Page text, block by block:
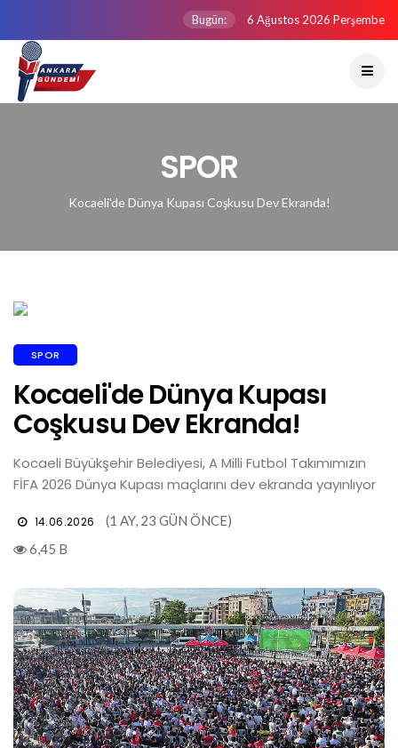
Bugün: 6 Ağustos 2026 Perşembe
SPOR
Kocaeli'de Dünya Kupası Coşkusu Dev Ekranda!
SPOR
Kocaeli'de Dünya Kupası
Coşkusu Dev Ekranda!
Kocaeli Büyükşehir Belediyesi, A Milli Futbol Takımımızın
FİFA 2026 Dünya Kupası maçlarını dev ekranda yayınlıyor
14.06.2026
(1 AY, 23 GÜN ÖNCE)
6,45 B